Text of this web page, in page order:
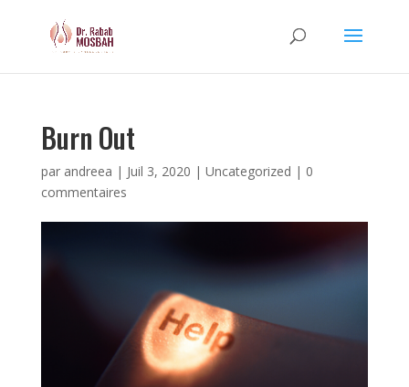
Burn Out
par andreea | Juil 3, 2020 | Uncategorized | 0
commentaires